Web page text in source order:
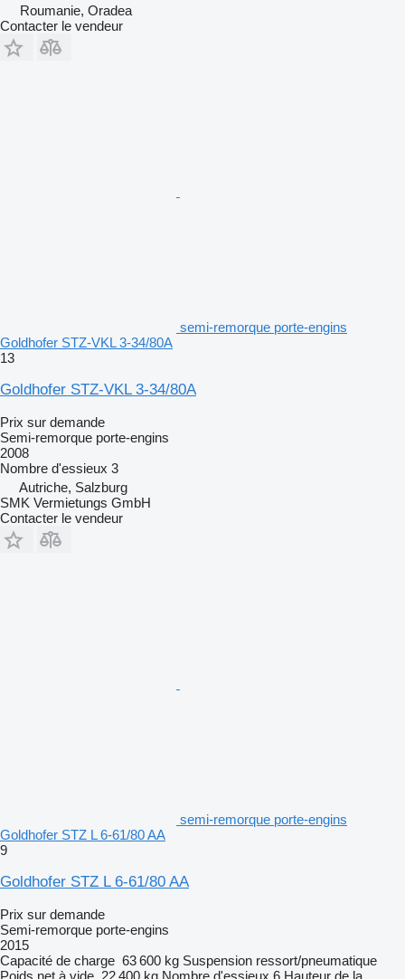
Roumanie, Oradea
Contacter le vendeur
semi-remorque porte-engins
Goldhofer STZ-VKL 3-34/80A
13
Goldhofer STZ-VKL 3-34/80A
Prix sur demande
Semi-remorque porte-engins
2008
Nombre d'essieux 3
Autriche, Salzburg
SMK Vermietungs GmbH
Contacter le vendeur
semi-remorque porte-engins
Goldhofer STZ L 6-61/80 AA
9
Goldhofer STZ L 6-61/80 AA
Prix sur demande
Semi-remorque porte-engins
2015
Capacité de charge 63 600 kg Suspension ressort/pneumatique
Poids net à vide 22 400 kg Nombre d'essieux 6 Hauteur de la